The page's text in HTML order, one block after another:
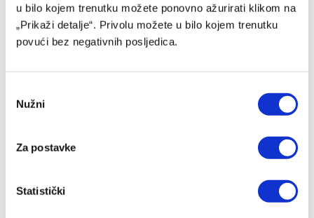
u bilo kojem trenutku možete ponovno ažurirati klikom na
„Prikaži detalje“. Privolu možete u bilo kojem trenutku
povući bez negativnih posljedica.
Selection
Nužni
Za postavke
Statistički
07/08/2026